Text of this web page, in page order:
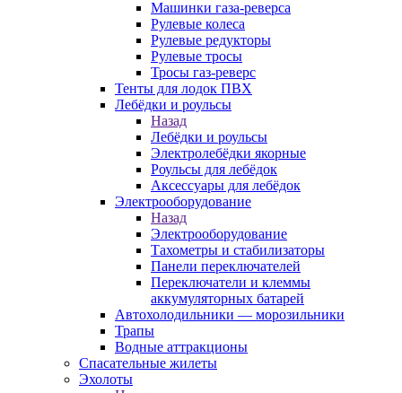
Машинки газа-реверса
Рулевые колеса
Рулевые редукторы
Рулевые тросы
Тросы газ-реверс
Тенты для лодок ПВХ
Лебёдки и роульсы
Назад
Лебёдки и роульсы
Электролебёдки якорные
Роульсы для лебёдок
Аксессуары для лебёдок
Электрооборудование
Назад
Электрооборудование
Тахометры и стабилизаторы
Панели переключателей
Переключатели и клеммы
аккумуляторных батарей
Автохолодильники — морозильники
Трапы
Водные аттракционы
Спасательные жилеты
Эхолоты